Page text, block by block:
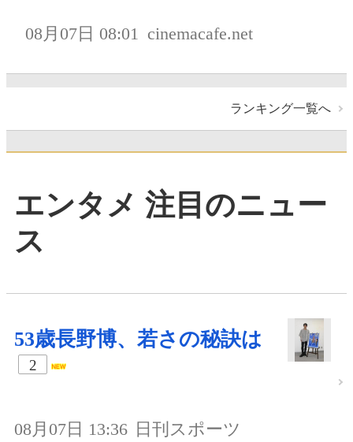
08月07日 08:01 cinemacafe.net
ランキング一覧へ
エンタメ 注目のニュー
ス
53歳長野博、若さの秘訣は
2
08月07日 13:36 日刊スポーツ